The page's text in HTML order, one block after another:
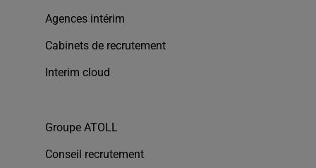
Agences intérim
Cabinets de recrutement
Interim cloud
Groupe ATOLL
Conseil recrutement